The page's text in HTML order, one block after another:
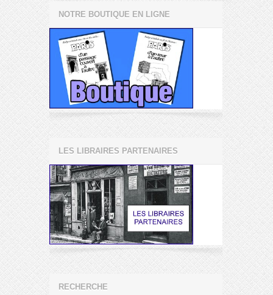
NOTRE BOUTIQUE EN LIGNE
LES LIBRAIRES PARTENAIRES
RECHERCHE